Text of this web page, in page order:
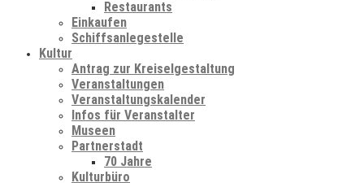
Restaurants
Einkaufen
Schiffsanlegestelle
Kultur
Antrag zur Kreiselgestaltung
Veranstaltungen
Veranstaltungskalender
Infos für Veranstalter
Museen
Partnerstadt
70 Jahre
Kulturbüro